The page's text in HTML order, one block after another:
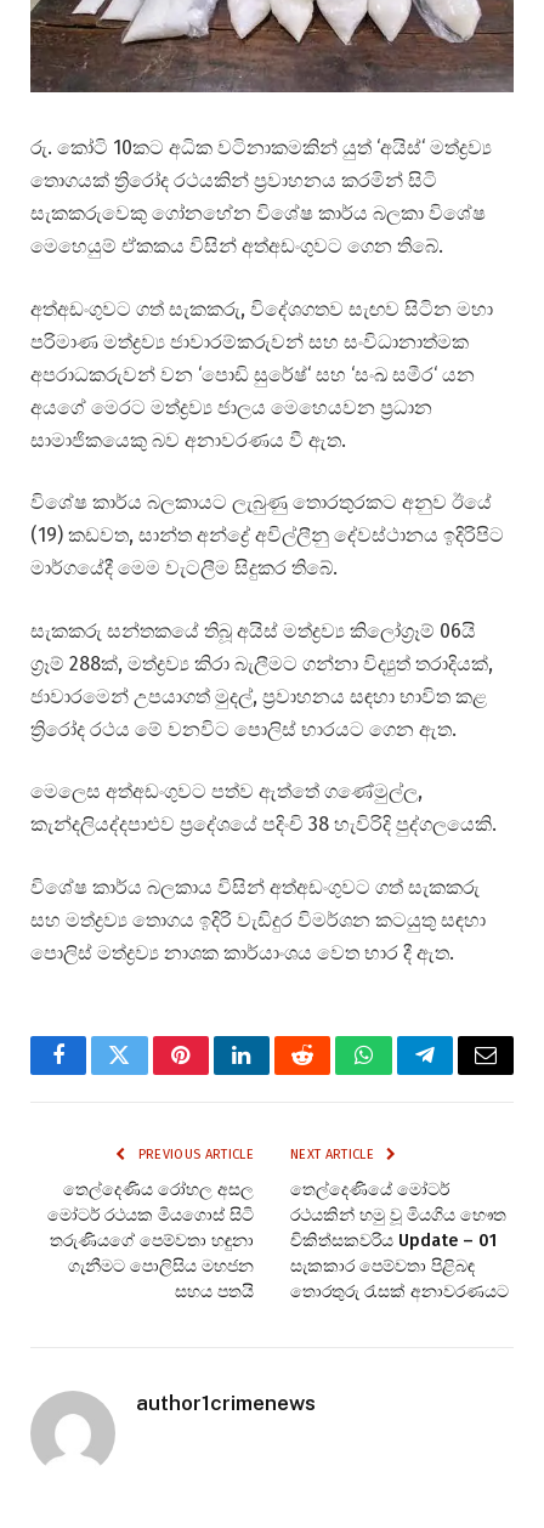
රු. කෝටි 10කට අධික වටිනාකමකින් යුත් ‘අයිස්‘ මත්ද්‍රව්‍ය
තොගයක් ත්‍රිරෝද රථයකින් ප්‍රවාහනය කරමින් සිටි
සැකකරුවෙකු ගෝනහේන විශේෂ කාර්ය බලකා විශේෂ
මෙහෙයුම් ඒකකය විසින් අත්අඩංගුවට ගෙන තිබේ.
අත්අඩංගුවට ගත් සැකකරු, විදේශගතව සැඟව සිටින මහා
පරිමාණ මත්ද්‍රව්‍ය ජාවාරම්කරුවන් සහ සංවිධානාත්මක
අපරාධකරුවන් වන ‘පොඩි සුරේෂ්‘ සහ ‘සංඛ සමීර‘ යන
අයගේ මෙරට මත්ද්‍රව්‍ය ජාලය මෙහෙයවන ප්‍රධාන
සාමාජිකයෙකු බව අනාවරණය වී ඇත.
විශේෂ කාර්ය බලකායට ලැබුණු තොරතුරකට අනුව ඊයේ
(19) කඩවත, සාන්ත අන්ද්‍රේ අවිල්ලීනු දේවස්ථානය ඉදිරිපිට
මාර්ගයේදී මෙම වැටලීම සිදුකර තිබේ.
සැකකරු සන්තකයේ තිබූ අයිස් මත්ද්‍රව්‍ය කිලෝග්‍රෑම් 06යි
ග්‍රෑම් 288ක්, මත්ද්‍රව්‍ය කිරා බැලීමට ගන්නා විද්‍යුත් තරාදියක්,
ජාවාරමෙන් උපයාගත් මුදල්, ප්‍රවාහනය සඳහා භාවිත කළ
ත්‍රිරෝද රථය මේ වනවිට පොලිස් භාරයට ගෙන ඇත.
මෙලෙස අත්අඩංගුවට පත්ව ඇත්තේ ගණේමුල්ල,
කැන්දලියද්දපාළුව ප්‍රදේශයේ පදිංචි 38 හැවිරිදි පුද්ගලයෙකි.
විශේෂ කාර්ය බලකාය විසින් අත්අඩංගුවට ගත් සැකකරු
සහ මත්ද්‍රව්‍ය තොගය ඉදිරි වැඩිදුර විමර්ශන කටයුතු සඳහා
පොලිස් මත්ද්‍රව්‍ය නාශක කාර්යාංශය වෙත භාර දී ඇත.
FacebookTwitterPinterestLinkedInRedditWhatsAppTelegramEmail
PREVIOUS ARTICLE
තෙල්දෙණිය රෝහල අසල
මෝටර් රථයක මියගොස් සිටි
තරුණියගේ පෙම්වතා හඳුනා
ගැනීමට පොලිසිය මහජන
සහය පතයි
NEXT ARTICLE
තෙල්දෙණියේ මෝටර්
රථයකින් හමු වූ මියගිය භෞත
චිකිත්සකවරිය Update – 01
සැකකාර පෙම්වතා පිළිබඳ
තොරතුරු රැසක් අනාවරණයට
author1crimenews